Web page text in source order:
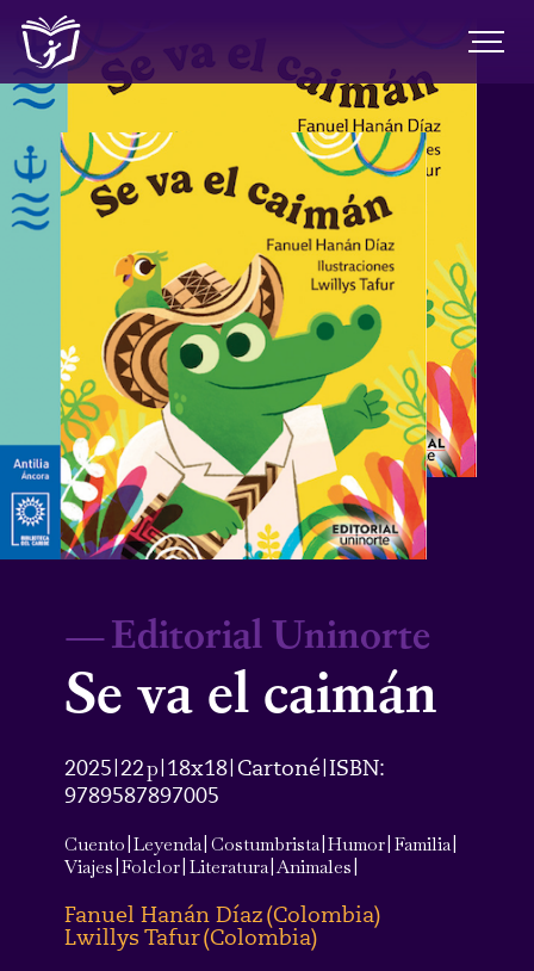
—Editorial Uninorte
Se va el caimán
2025 22p 18x18 Cartoné ISBN:
9789587897005
Cuento Leyenda Costumbrista Humor Familia
Viajes Folclor Literatura Animales
Fanuel Hanán Díaz(Colombia)
Lwillys Tafur(Colombia)